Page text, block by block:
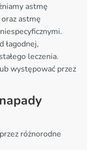
astmę
astmę
łagodnej,
leczenia.
występować przez
różnorodne